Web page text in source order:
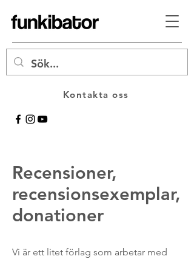
Kontakta oss
Recensioner,
recensionsexemplar,
donationer
Vi är ett litet förlag som arbetar med